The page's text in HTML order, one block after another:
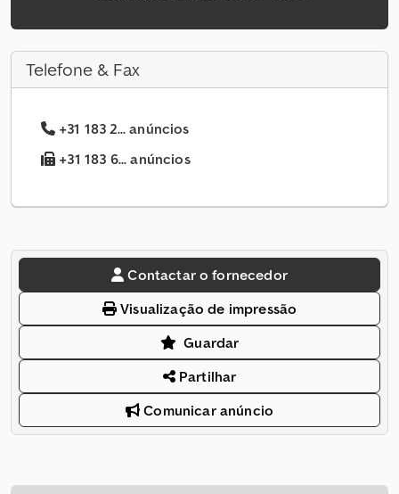
Telefone & Fax
+31 183 2... anúncios
+31 183 6... anúncios
Contactar o fornecedor
Visualização de impressão
Guardar
Partilhar
Comunicar anúncio